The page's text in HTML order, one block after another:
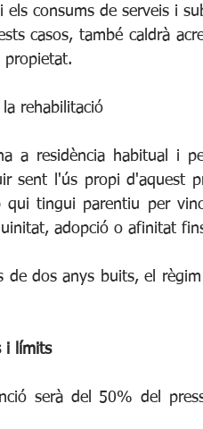
consums de serveis i
casos, també caldrà
propietat.
rehabilitació
a residència habitual i
sent l'ús propi d'aquest
qui tingui parentiu per
adopció o afinitat
de dos anys buits, el
i límits
serà del 50% del